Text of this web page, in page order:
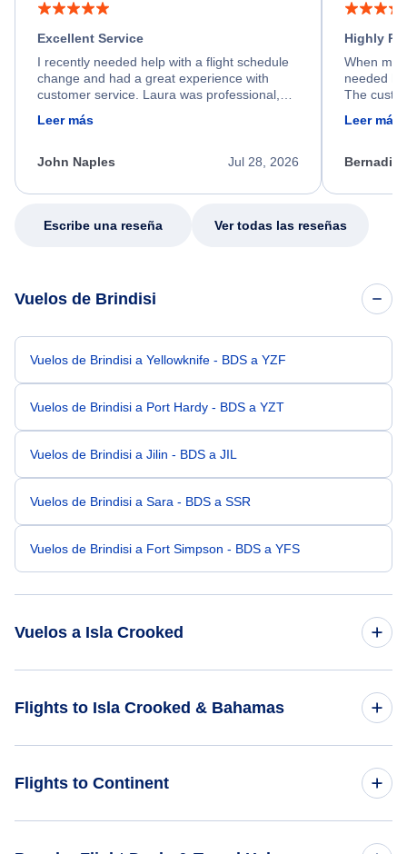
Excellent Service
I recently needed help with a flight schedule
change and had a great experience with
customer service. Laura was professional,
friendly, and very helpful throughout the
process. She quickly found a solution and
appreciate her excellent service.
Leer más
Jul 28, 2026
John Naples
Highly
When my
needed
The
calm,
my issue.
Leer más
Escribe una reseña Ver todas las reseñas
Vuelos de Brindisi
Vuelos de Brindisi a Yellowknife - BDS a YZF
Vuelos de Brindisi a Port Hardy - BDS a YZT
Vuelos de Brindisi a Jilin - BDS a JIL
Vuelos de Brindisi a Sara - BDS a SSR
Vuelos de Brindisi a Fort Simpson - BDS a YFS
Vuelos a Isla Crooked
Vuelos de Bandung a Isla Crooked - BDO a CRI
Flights to Isla Crooked & Bahamas
Flights to Continent